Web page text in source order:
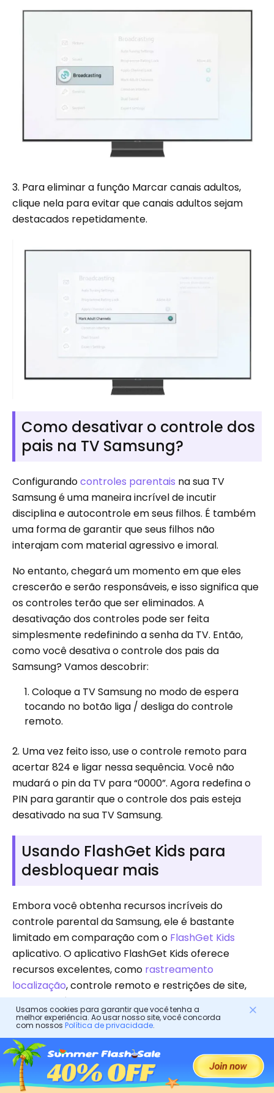
3. Para eliminar a função Marcar canais adultos,
clique nela para evitar que canais adultos sejam
destacados repetidamente.
Como desativar o controle dos
pais na TV Samsung?
Configurandocontroles parentais na sua TV
Samsung é uma maneira incrível de incutir
disciplina e autocontrole em seus filhos. É também
uma forma de garantir que seus filhos não
interajam com material agressivo e imoral.
No entanto, chegará um momento em que eles
crescerão e serão responsáveis, e isso significa que
os controles terão que ser eliminados. A
desativação dos controles pode ser feita
simplesmente redefinindo a senha da TV. Então,
como você desativa o controle dos pais da
Samsung? Vamos descobrir:
Coloque a TV Samsung no modo de espera
tocando no botão liga / desliga do controle
remoto.
2. Uma vez feito isso, use o controle remoto para
acertar 824 e ligar nessa sequência. Você não
mudará o pin da TV para “0000”. Agora redefina o
PIN para garantir que o controle dos pais esteja
desativado na sua TV Samsung.
Usando FlashGet Kids para
desbloquear mais
Embora você obtenha recursos incríveis do
controle parental da Samsung, ele é bastante
limitado em comparação com o FlashGet Kids
aplicativo. O aplicativo FlashGet Kids oferece
recursos excelentes, como rastreamento
localização, controle remoto e restrições de site,
que os usuários apreciam em todo o mundo.
A melhor parte sobre nós no aplicativo FlashGet
Kids é que você pode baixá-lo e instalá-lo sem
gastar muito. Aqui está uma análise de seus
recursos incríveis:
Usamos cookies para garantir que você tenha a
melhor experiência. Ao usar nosso site, você concorda
com nossos Política de privacidade.